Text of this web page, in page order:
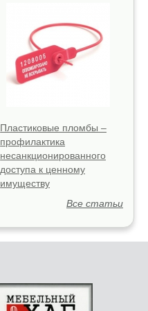
Пластиковые пломбы –
профилактика
несанкционированного
доступа к ценному
имуществу
Все статьи